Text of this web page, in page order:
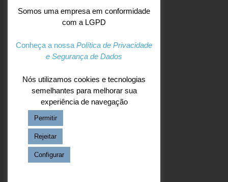
Santa Catarina - São José do
Rio Preto (SP)
+55 (17) 3354 7000
agostiniano@csj.g12.br
REDES SOCIAIS
Facebook
Instagram
Somos uma empresa em conformidade
com a LGPD
Conheça a nossa Política de Privacidade
e Segurança de Dados
Nós utilizamos cookies e tecnologias
semelhantes para melhorar sua
experiência de navegação
Permitir
Rejeitar
Configurar